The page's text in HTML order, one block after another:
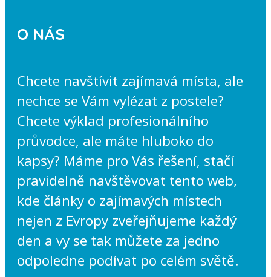
O NÁS
Chcete navštívit zajímavá místa, ale
nechce se Vám vylézat z postele?
Chcete výklad profesionálního
průvodce, ale máte hluboko do
kapsy? Máme pro Vás řešení, stačí
pravidelně navštěvovat tento web,
kde články o zajímavých místech
nejen z Evropy zveřejňujeme každý
den a vy se tak můžete za jedno
odpoledne podívat po celém světě.